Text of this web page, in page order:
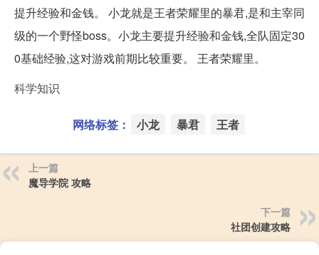
提升经验和金钱。 小龙就是王者荣耀里的暴君,是和主宰同
级的一个野怪boss。小龙主要提升经验和金钱,全队固定30
0基础经验,这对游戏前期比较重要。 王者荣耀里。
科学知识
网络标签： 小龙 暴君 王者
上一篇
魔导学院 攻略
下一篇
社团创建攻略